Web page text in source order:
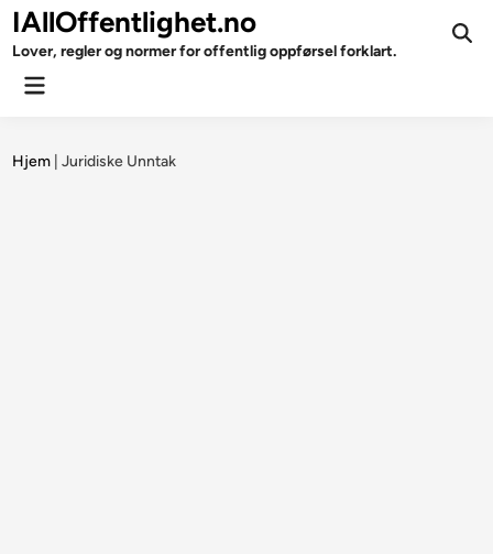
Skip
to
content
IAllOffentlighet.no
Lover, regler og normer for offentlig oppførsel forklart.
Main
Hjem |Juridiske Unntak